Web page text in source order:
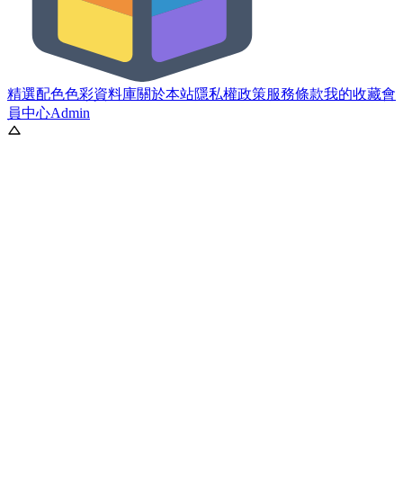
精選配色色彩資料庫關於本站隱私權政策服務條款我的收藏會
員中心Admin